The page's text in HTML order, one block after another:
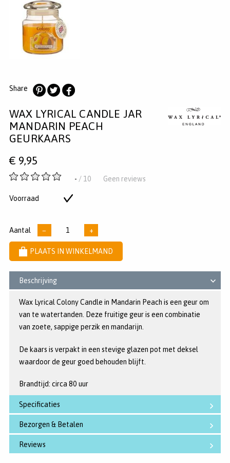
HELP
KLANTENSERVICE
Share
op
Pinterest
op
Twitter
op
Facebook
WAX LYRICAL CANDLE JAR
MANDARIN PEACH
GEURKAARS
€ 9,95
-
5
- / 10 Geen reviews
Voorraad
Aantal − +
PLAATS IN WINKELMAND
Beschrijving
Wax Lyrical Colony Candle in Mandarin Peach is een geur om
van te watertanden. Deze fruitige geur is een combinatie
van zoete, sappige perzik en mandarijn.
De kaars is verpakt in een stevige glazen pot met deksel
waardoor de geur goed behouden blijft.
Brandtijd: circa 80 uur
Specificaties
Bezorgen & Betalen
Reviews